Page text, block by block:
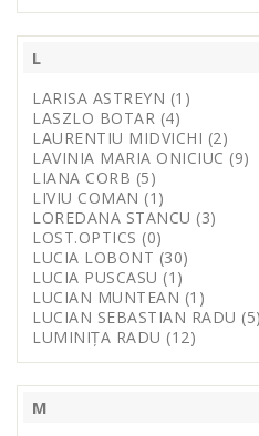
L
LARISA ASTREYN (1)
LASZLO BOTAR (4)
LAURENTIU MIDVICHI (2)
LAVINIA MARIA ONICIUC (9)
LIANA CORB (5)
LIVIU COMAN (1)
LOREDANA STANCU (3)
LOST.OPTICS (0)
LUCIA LOBONT (30)
LUCIA PUSCASU (1)
LUCIAN MUNTEAN (1)
LUCIAN SEBASTIAN RADU (5)
LUMINIȚA RADU (12)
M